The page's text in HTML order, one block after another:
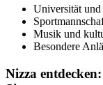
Universität
Musik und
Besondere
Nizza